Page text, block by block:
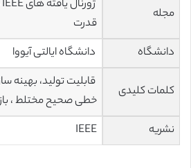
مجله
قدرت
دانشگاه
دانشگاهایالتی آیووا
کلمات کلیدی
قابلیت تولید، بهینه
خطی صحیح مختلط ،
نشریه
IEEE